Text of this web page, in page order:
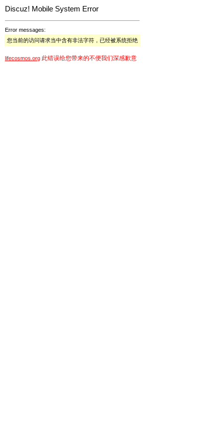
Discuz! Mobile System Error
Error messages:
您当前的访问请求当中含有非法字符，已经被系统拒绝
lifecosmos.org 此错误给您带来的不便我们深感歉意